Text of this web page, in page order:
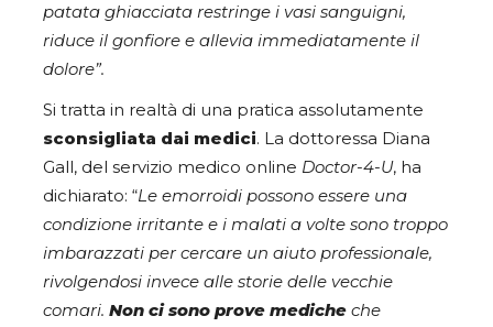
patata ghiacciata restringe i vasi sanguigni,
riduce il gonfiore e allevia immediatamente il
dolore”.
Si tratta in realtà di una pratica assolutamente
sconsigliata dai medici. La dottoressa Diana
Gall, del servizio medico online Doctor-4-U, ha
dichiarato: “Le emorroidi possono essere una
condizione irritante e i malati a volte sono troppo
imbarazzati per cercare un aiuto professionale,
rivolgendosi invece alle storie delle vecchie
comari. Non ci sono prove mediche che